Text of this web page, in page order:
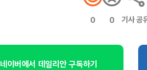
0 0 기사 공
네이버에서 데일리안 구독하기